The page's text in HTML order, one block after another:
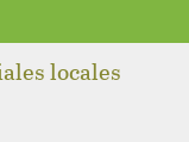
locales